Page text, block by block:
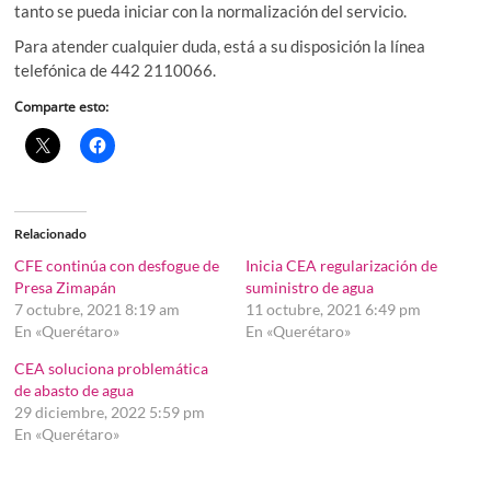
tanto se pueda iniciar con la normalización del servicio.
Para atender cualquier duda, está a su disposición la línea
telefónica de 442 2110066.
Comparte esto:
Relacionado
CFE continúa con desfogue de
Presa Zimapán
7 octubre, 2021 8:19 am
En «Querétaro»
Inicia CEA regularización de
suministro de agua
11 octubre, 2021 6:49 pm
En «Querétaro»
CEA soluciona problemática
de abasto de agua
29 diciembre, 2022 5:59 pm
En «Querétaro»